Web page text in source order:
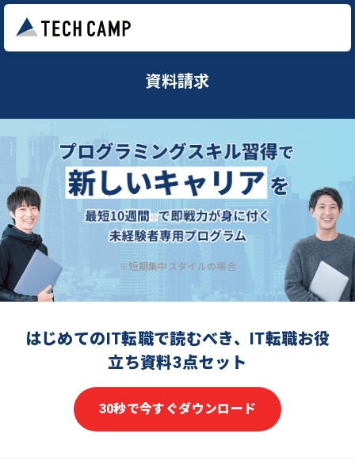
資料請求
※短期集中スタイルの場合
はじめてのIT転職で読むべき、IT転職お役
立ち資料3点セット
30秒で今すぐダウンロード